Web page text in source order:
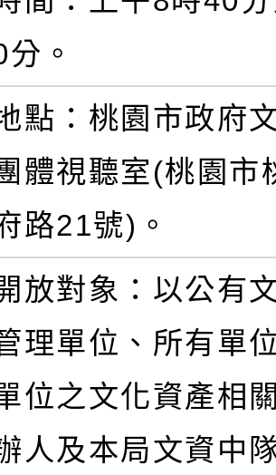
分。
點：桃園市政府
體視聽室(桃園市
路21號)。
放對象：以公有
理單位、所有單
位之文化資產相
人及本局文資中